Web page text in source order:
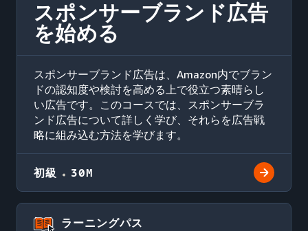
スポンサーブランド広告
を始める
スポンサーブランド広告は、Amazon内でブラン
ドの認知度や検討を高める上で役立つ素晴らし
い広告です。このコースでは、スポンサーブラ
ンド広告について詳しく学び、それらを広告戦
略に組み込む方法を学びます。
初級 30M
ラーニングパス